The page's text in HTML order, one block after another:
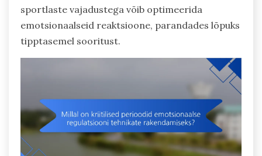
sportlaste vajadustega võib optimeerida
emotsionaalseid reaktsioone, parandades lõpuks
tipptasemel sooritust.